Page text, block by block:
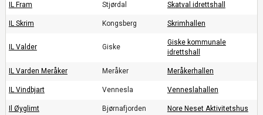
IL Fram Stjørdal Skatval idrettshall
IL Skrim Kongsberg Skrimhallen
IL Valder Giske
Giske kommunale
idrettshall
IL Varden Meråker Meråker Meråkerhallen
IL Vindbjart Vennesla Venneslahallen
Il Øyglimt Bjørnafjorden Nore Neset Aktivitetshus